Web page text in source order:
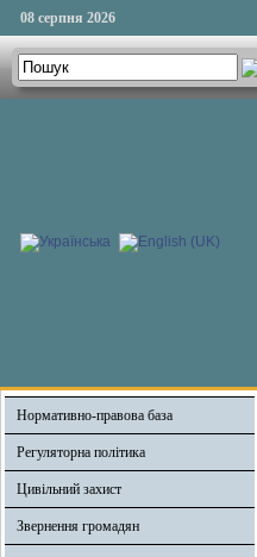
08 серпня 2026
Нормативно-правова база
Регуляторна політика
Цивільний захист
Звернення громадян